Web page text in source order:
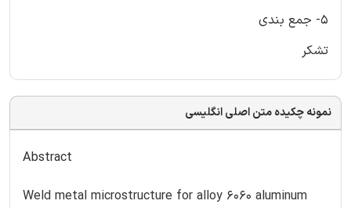
5- جمع بندی
تشکر
نمونه چکیده متن اصلی انگلیسی
Abstract
Weld metal microstructure for alloy 6060 aluminum